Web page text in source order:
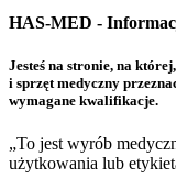
HAS-MED -
Jesteś na stronie, na
i sprzęt medyczny
wymagane kwalifikacje.
„To jest wyrób
użytkowania lub